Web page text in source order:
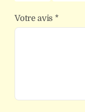
Votre avis *